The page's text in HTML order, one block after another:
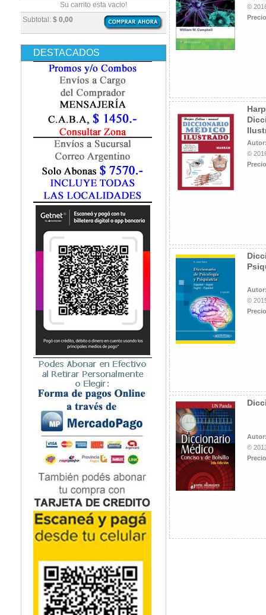
Embriología
Enfermería
Epidemiología
Farmacia / Farmacología
Fisiatría / Kinesiología
Fisiología / Fisiopatología
Fonoaudiología
Gastroenterología
Geriatría
Ginecología / Obstetricia
Hematología
Histología
Homeopatía
Infectología
Inmunología
Instrumentación Quirurgica
Medicina del Deporte / Rehabilitación
Medicina Emergencias / Urgencias
Medicina Forense / Legal
Medicina General
Medicina Interna
Microbiología
Nefrología
Neonatología / Pediatría
Neumología
Neuroanatomía / Neurociencia
Neurocirugía
Neurología
Nutrición
Odontología
Oftalmología
Oncología / Cuidados Paliativos
Ortopedía / Traumatología
Osteopatía
Otorrinolaringología
Podología
Psicología
Psiquiatría
Química
Subtotal: $ 0,00
Su carrito esta vacio!
DESTACADOS
©
©
©
©